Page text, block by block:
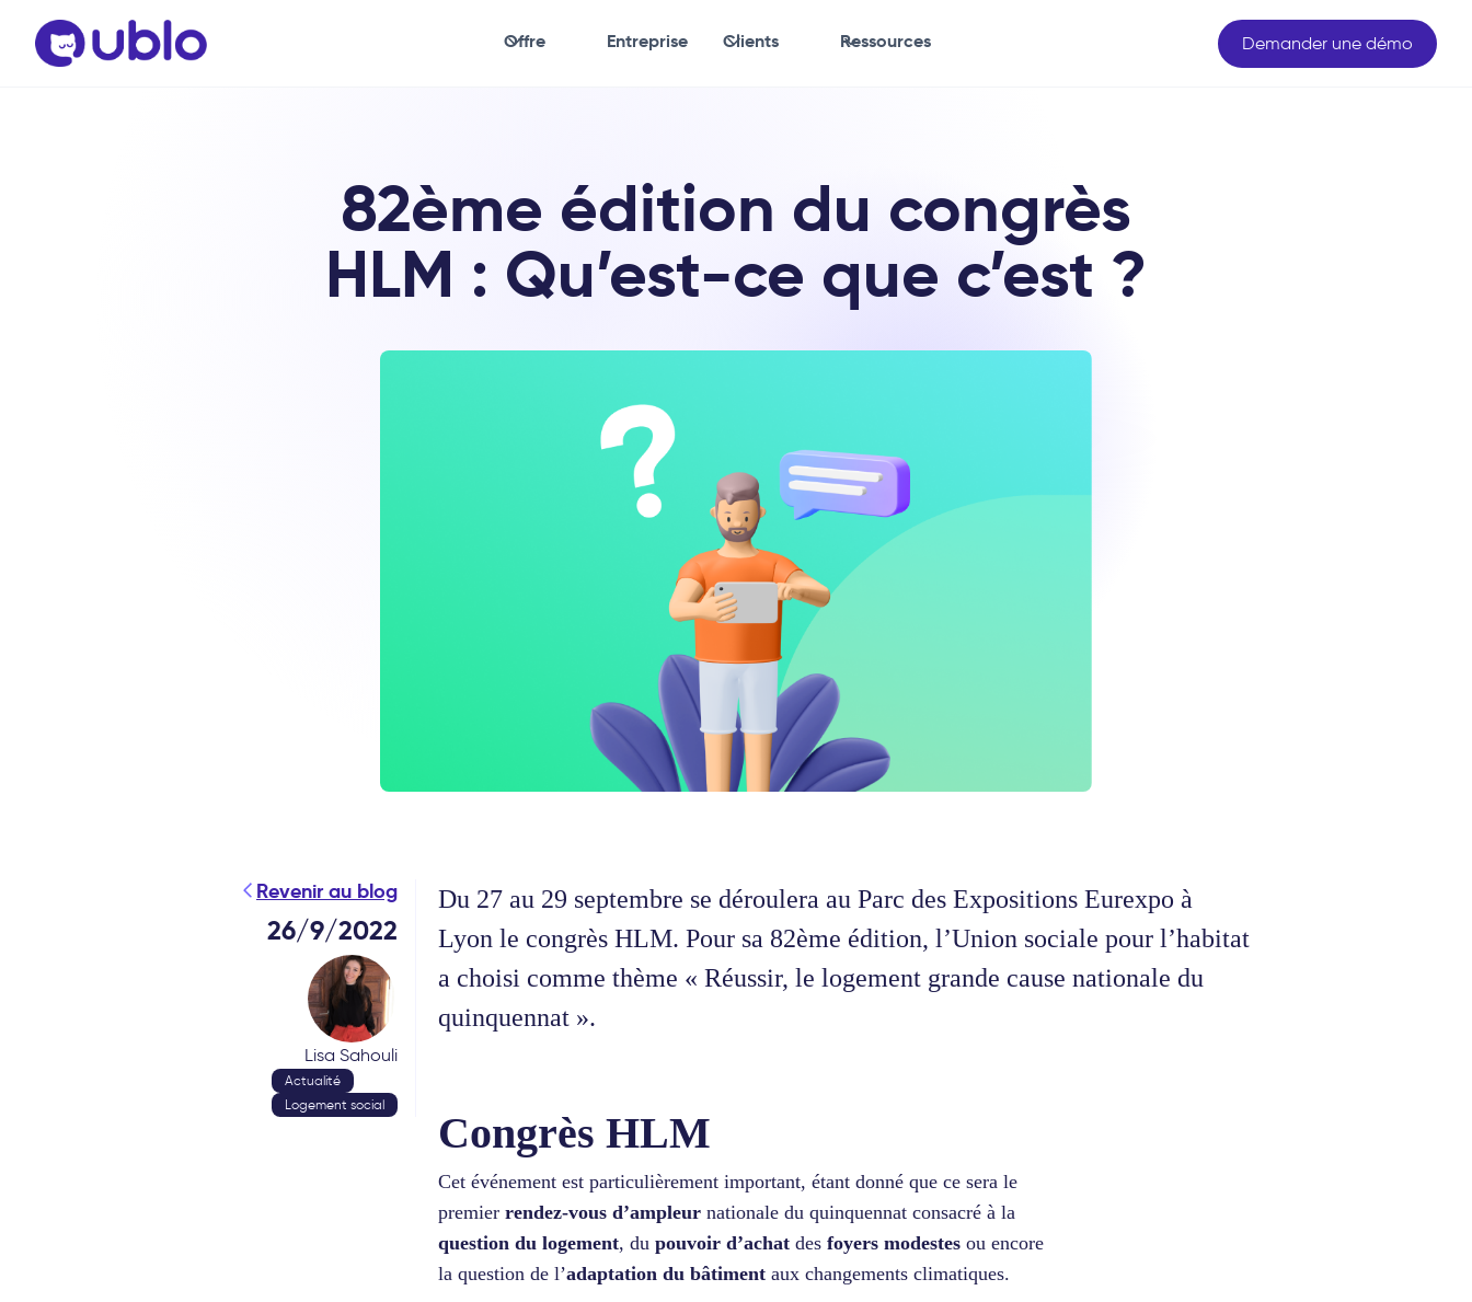
Offre Entreprise Clients Ressources Demander une démo
82ème édition du congrès
HLM : Qu’est-ce que c’est ?
Revenir au blog
26/9/2022
Lisa Sahouli
Actualité
Logement social
Du 27 au 29 septembre se déroulera au Parc des Expositions Eurexpo à
Lyon le congrès HLM. Pour sa 82ème édition, l’Union sociale pour l’habitat
a choisi comme thème « Réussir, le logement grande cause nationale du
quinquennat ».
Congrès HLM
Cet événement est particulièrement important, étant donné que ce sera le
premier rendez-vous d’ampleur nationale du quinquennat consacré à la
question du logement, du pouvoir d’achat des foyers modestes ou encore
la question de l’adaptation du bâtiment aux changements climatiques.